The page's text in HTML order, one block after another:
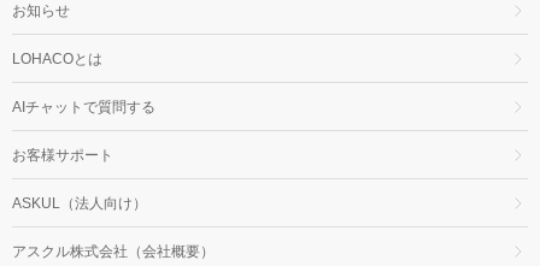
お知らせ
LOHACOとは
AIチャットで質問する
お客様サポート
ASKUL（法人向け）
アスクル株式会社（会社概要）